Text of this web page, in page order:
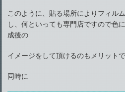
このように、貼る場所によりフィル
し、何といっても専門店ですので色
成後の
イメージをして頂けるのもメリット
同時に